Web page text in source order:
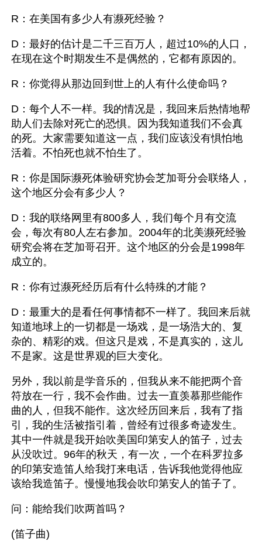
R：在美国有多少人有濒死经验？
D：最好的估计是二千三百万人，超过10%的人口，
在现在这个时期发生不是偶然的，它都有原因的。
R：你觉得从那边回到世上的人有什么使命吗？
D：每个人不一样。我的情况是，我回来后热情地帮
助人们去除对死亡的恐惧。因为我知道我们不会真
的死。大家需要知道这一点，我们应该没有惧怕地
活着。不怕死也就不怕生了。
R：你是国际濒死体验研究协会芝加哥分会联络人，
这个地区分会有多少人？
D：我的联络网里有800多人，我们每个月有交流
会，每次有80人左右参加。2004年的北美濒死经验
研究会将在芝加哥召开。这个地区的分会是1998年
成立的。
R：你有过濒死经历后有什么特殊的才能？
D：最重大的是看任何事情都不一样了。我回来后就
知道地球上的一切都是一场戏，是一场浩大的、复
杂的、精彩的戏。但这只是戏，不是真实的，这儿
不是家。这是世界观的巨大变化。
另外，我以前是学音乐的，但我从来不能把两个音
符放在一行，我不会作曲。过去一直羡慕那些能作
曲的人，但我不能作。这次经历回来后，我有了指
引，我的生活被指引着，曾经有过很多奇迹发生。
其中一件就是我开始吹美国印第安人的笛子，过去
从没吹过。96年的秋天，有一次，一个在科罗拉多
的印第安造笛人给我打来电话，告诉我他觉得他应
该给我造笛子。慢慢地我会吹印第安人的笛子了。
问：能给我们吹两首吗？
(笛子曲)